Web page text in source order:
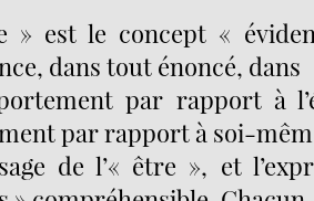
» est le concept «
dans tout énoncé, dans
par rapport à
par rapport à soi-
de l’« être », et